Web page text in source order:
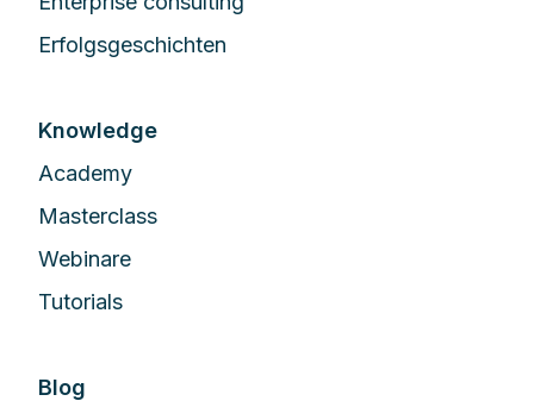
Erfolgsgeschichten
Knowledge
Academy
Masterclass
Webinare
Tutorials
Blog